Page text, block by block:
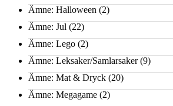
Ämne: Halloween (2)
Ämne: Jul (22)
Ämne: Lego (2)
Ämne: Leksaker/Samlarsaker(9)
Ämne: Mat & Dryck (20)
Ämne: Megagame (2)